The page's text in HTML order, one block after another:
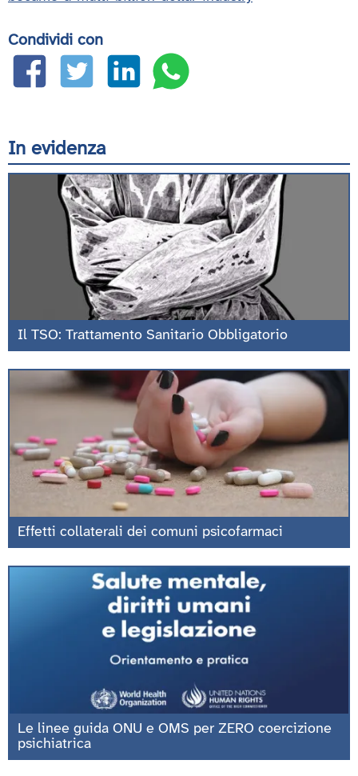
Condividi con
In evidenza
Il TSO: Trattamento Sanitario Obbligatorio
Effetti collaterali dei comuni psicofarmaci
Le linee guida ONU e OMS per ZERO coercizione
psichiatrica